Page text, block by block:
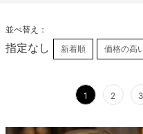
並べ替え：
指定なし 新着順 価格の高
1 2 3